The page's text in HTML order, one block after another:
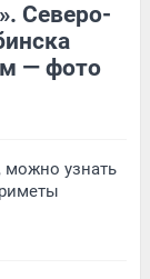
Северо-
— фото
можно узнать